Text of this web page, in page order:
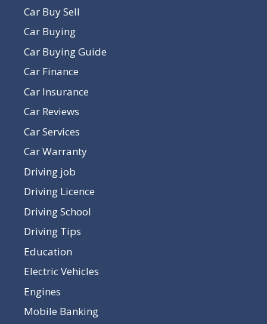
Car Buy Sell
Car Buying
Car Buying Guide
Car Finance
Car Insurance
Car Reviews
Car Services
Car Warranty
Driving job
Driving Licence
Driving School
Driving Tips
Education
Electric Vehicles
Engines
Mobile Banking